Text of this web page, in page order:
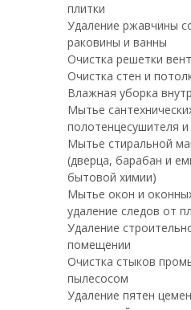
плитки
Удаление ржавчины
раковины и ванны
Очистка решетки
Очистка стен и
Влажная уборка
Мытье
полотенцесушителя
Мытье стиральной
(дверца, барабан и
бытовой химии)
Мытье окон и
удаление следов от
Удаление
помещении
Очистка стыков
пылесосом
Удаление пятен